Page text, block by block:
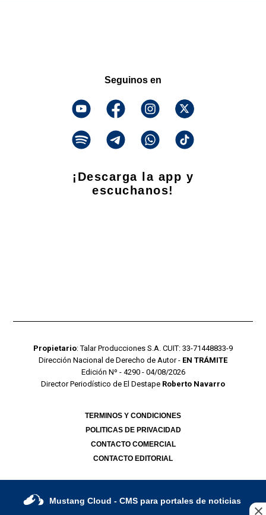
Seguinos en
¡Descarga la app y
escuchanos!
Propietario: Talar Producciones S.A. CUIT: 33-71448833-9
Dirección Nacional de Derecho de Autor - EN TRÁMITE
Edición Nº - 4290 - 04/08/2026
Director Periodístico de El Destape Roberto Navarro
TERMINOS Y CONDICIONES
POLITICAS DE PRIVACIDAD
CONTACTO COMERCIAL
CONTACTO EDITORIAL
Mustang Cloud - CMS para portales de noticias